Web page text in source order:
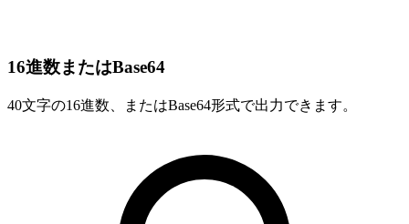
16進数またはBase64
40文字の16進数、またはBase64形式で出力できます。